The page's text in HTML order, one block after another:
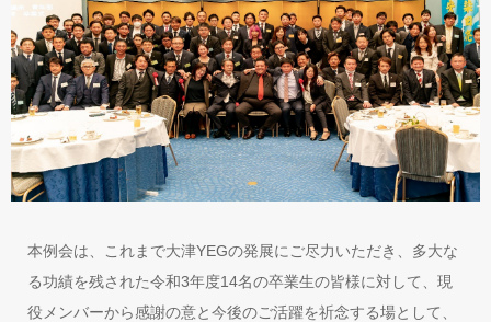
本例会は、これまで大津YEGの発展にご尽力いただき、多大な
る功績を残された令和3年度14名の卒業生の皆様に対して、現
役メンバーから感謝の意と今後のご活躍を祈念する場として、